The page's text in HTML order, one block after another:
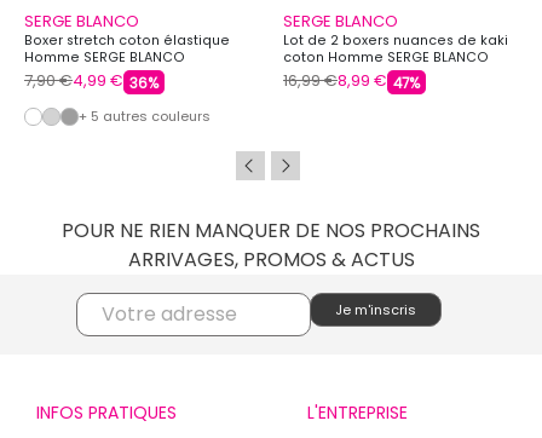
SERGE BLANCO
Boxer stretch coton élastique
Homme SERGE BLANCO
7,90 €4,99 € 36%
+ 5 autres couleurs
SERGE BLANCO
Lot de 2 boxers nuances de kaki
coton Homme SERGE BLANCO
16,99 €8,99 € 47%
POUR NE RIEN MANQUER DE NOS PROCHAINS
ARRIVAGES, PROMOS & ACTUS
INFOS PRATIQUES L'ENTREPRISE